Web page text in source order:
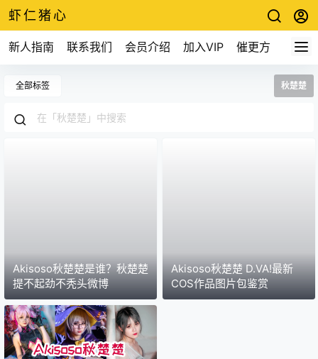
虾仁猪心
新人指南 联系我们 会员介绍 加入VIP 催更方式
全部标签 秋楚楚
Akisoso秋楚楚是谁？秋楚楚
提不起劲不秃头微博
Akisoso秋楚楚 D.VA!最新
COS作品图片包鉴赏